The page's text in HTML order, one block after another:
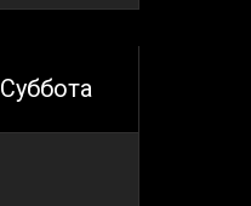
Суббота